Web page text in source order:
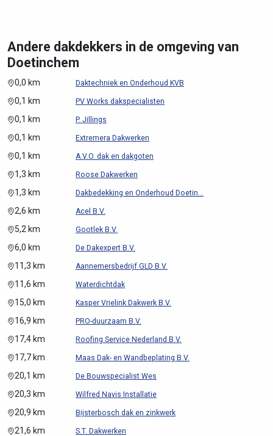
Andere dakdekkers in de omgeving van
Doetinchem
0,0 km Daktechniek en Onderhoud KVB
0,1 km PV Works dakspecialisten
0,1 km P. Jillings
0,1 km Extremera Dakwerken
0,1 km A.V.O. dak en dakgoten
1,3 km Roose Dakwerken
1,3 km Dakbedekking en Onderhoud Doetin...
2,6 km Acel B.V.
5,2 km Gootlek B.V.
6,0 km De Dakexpert B.V.
11,3 km Aannemersbedrijf GLD B.V.
11,6 km Waterdichtdak
15,0 km Kasper Vrielink Dakwerk B.V.
16,9 km PRO-duurzaam B.V.
17,4 km Roofing Service Nederland B.V.
17,7 km Maas Dak- en Wandbeplating B.V.
20,1 km De Bouwspecialist Wes
20,3 km Wilfred Navis Installatie
20,9 km Bijsterbosch dak en zinkwerk
21,6 km S.T. Dakwerken